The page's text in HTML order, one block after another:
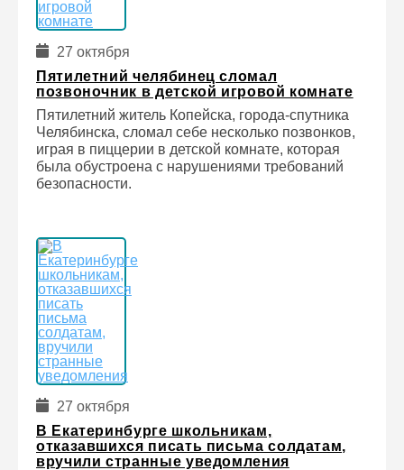
27 октября
Пятилетний челябинец сломал
позвоночник в детской игровой комнате
Пятилетний житель Копейска, города-спутника
Челябинска, сломал себе несколько позвонков,
играя в пиццерии в детской комнате, которая
была обустроена с нарушениями требований
безопасности.
27 октября
В Екатеринбурге школьникам,
отказавшихся писать письма солдатам,
вручили странные уведомления